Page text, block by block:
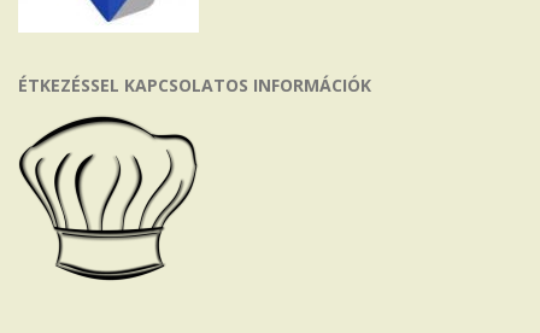
ÉTKEZÉSSEL KAPCSOLATOS INFORMÁCIÓK